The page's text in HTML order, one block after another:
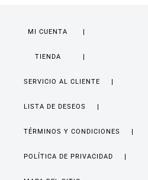
MI CUENTA
TIENDA
SERVICIO AL CLIENTE
LISTA DE DESEOS
TÉRMINOS Y CONDICIONES
POLÍTICA DE PRIVACIDAD